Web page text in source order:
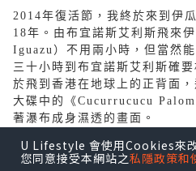
2014年復活節，我終於來到伊
18年。由布宜諾斯艾利斯飛來
Iguazu）不用兩小時，但當然
三十小時到布宜諾斯艾利斯確
於飛到香港在地球上的正背面
大碟中的《Cucurrucucu
著瀑布成身濕透的畫面。
伊瓜蘇港市機場其實頗近位於
U Lifestyle 會使用Cookies來
您同意接受本網站之私隱政策和